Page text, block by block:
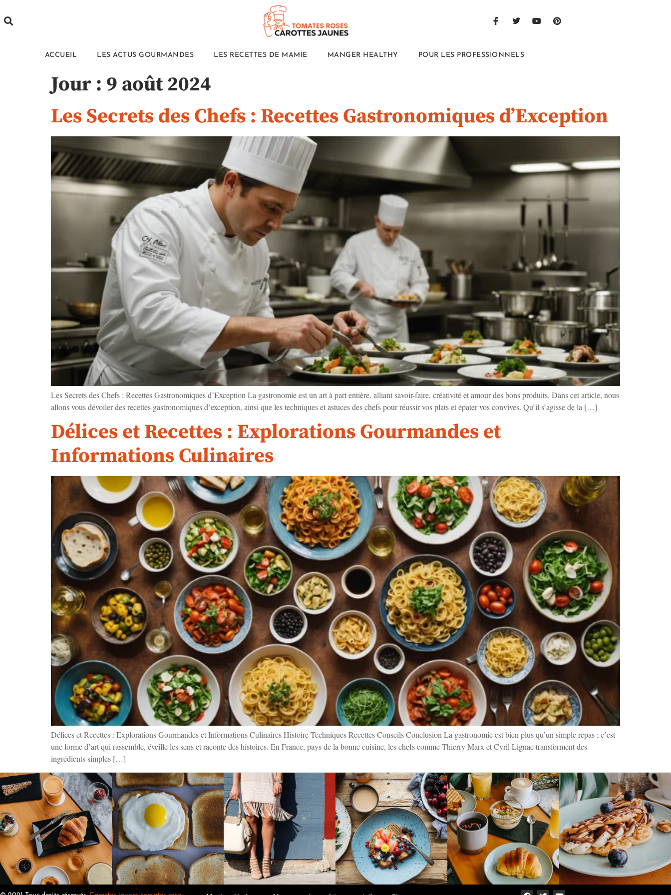
ACCUEIL LES ACTUS GOURMANDES LES RECETTES DE MAMIE MANGER HEALTHY POUR LES PROFESSIONNELS
Jour : 9 août 2024
Les Secrets des Chefs : Recettes Gastronomiques d’Exception
Les Secrets des Chefs : Recettes Gastronomiques d’Exception La gastronomie est un art à part entière, alliant savoir-faire, créativité et amour des bons produits. Dans cet article, nous
allons vous dévoiler des recettes gastronomiques d’exception, ainsi que les techniques et astuces des chefs pour réussir vos plats et épater vos convives. Qu’il s’agisse de la […]
Délices et Recettes : Explorations Gourmandes et
Informations Culinaires
Délices et Recettes : Explorations Gourmandes et Informations Culinaires Histoire Techniques Recettes Conseils Conclusion La gastronomie est bien plus qu’un simple repas ; c’est
une forme d’art qui rassemble, éveille les sens et raconte des histoires. En France, pays de la bonne cuisine, les chefs comme Thierry Marx et Cyril Lignac transforment des
ingrédients simples […]